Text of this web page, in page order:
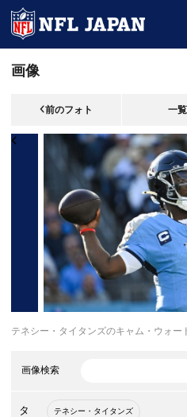
画像
前のフォト 一覧
テネシー・タイタンズのキャム・ウォー
画像検索
タ
テネシー・タイタンズ